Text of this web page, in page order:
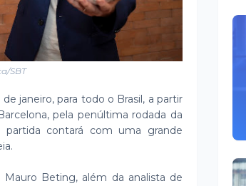
SBT
janeiro, para todo o Brasil, a partir
pela penúltima rodada da
contará com uma grande
Beting, além da analista de